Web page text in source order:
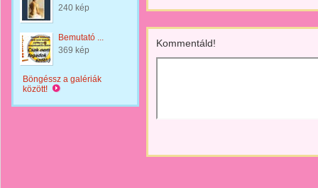
240 kép
Bemutató ...
369 kép
Böngéssz a galériák
között!
Kommentáld!